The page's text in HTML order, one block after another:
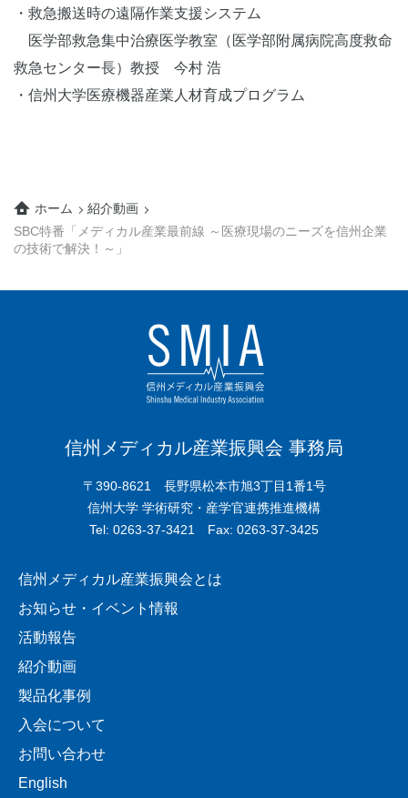
・救急搬送時の遠隔作業支援システム
医学部救急集中治療医学教室（医学部附属病院高度救命
救急センター長）教授 今村 浩
・信州大学医療機器産業人材育成プログラム
ホーム
紹介動画
SBC特番「メディカル産業最前線 ～医療現場のニーズを信州企業
の技術で解決！～」
信州メディカル産業振興会 事務局
〒390-8621 長野県松本市旭3丁目1番1号
信州大学 学術研究・産学官連携推進機構
Tel: 0263-37-3421 Fax: 0263-37-3425
信州メディカル産業振興会とは
お知らせ・イベント情報
活動報告
紹介動画
製品化事例
入会について
お問い合わせ
English